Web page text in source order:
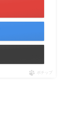
ポチップ